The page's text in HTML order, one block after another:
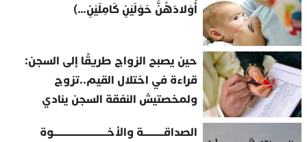
أَوْلادَهُنَّ حَوْلَيْنِ كَامِلَيْنِ…)
حين يصبح الزواج طريقًا إلى السجن:
قراءة في اختلال القيم..تزوج
ولمخصتيش النفقة السجن ينادي
الصداقــــــــــة والأخــــــــــــــــــــــــــوة